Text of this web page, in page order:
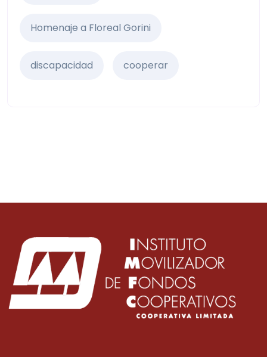
Homenaje a Floreal Gorini
discapacidad cooperar